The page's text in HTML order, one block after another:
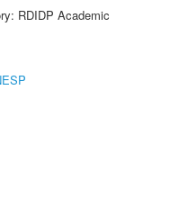
RDIDP Academic